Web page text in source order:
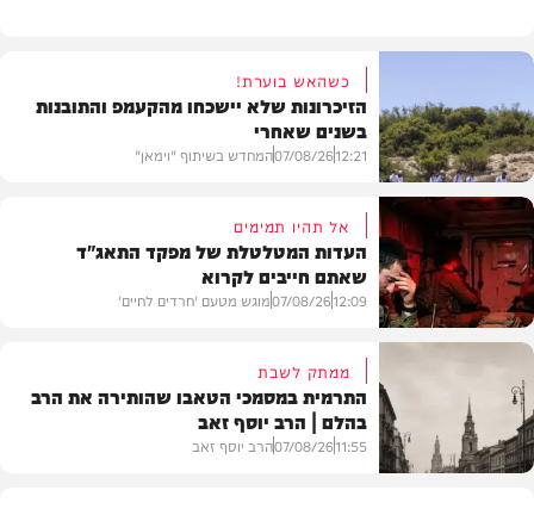
וידאו
כשהאש בוערת!
הזיכרונות שלא יישכחו מהקעמפ והתובנות
בשנים שאחרי
12:21
07/08/26המחדש בשיתוף "וימאן"
דעות
אל תהיו תמימים
העדות המטלטלת של מפקד התאג"ד
שאתם חייבים לקרוא
12:09
07/08/26מוגש מטעם 'חרדים לחיים'
ממתק לשבת
התרמית במסמכי הטאבו שהותירה את הרב
בהלם | הרב יוסף זאב
11:55
07/08/26הרב יוסף זאב